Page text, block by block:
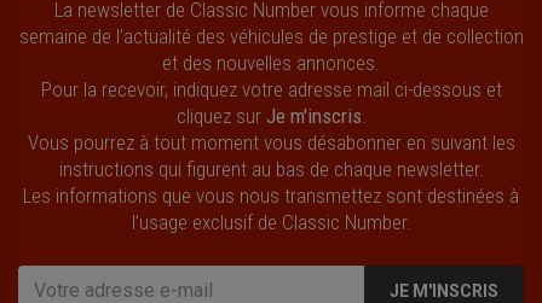
La newsletter de Classic Number vous informe chaque
semaine de l’actualité des véhicules de prestige et de collection
et des nouvelles annonces.
Pour la recevoir, indiquez votre adresse mail ci-dessous et
cliquez sur Je m'inscris
Vous pourrez à tout moment vous désabonner en suivant les
instructions qui figurent au bas de chaque newsletter.
Les informations que vous nous transmettez sont destinées à
l’usage exclusif de Classic Number.
JE M'INSCRIS